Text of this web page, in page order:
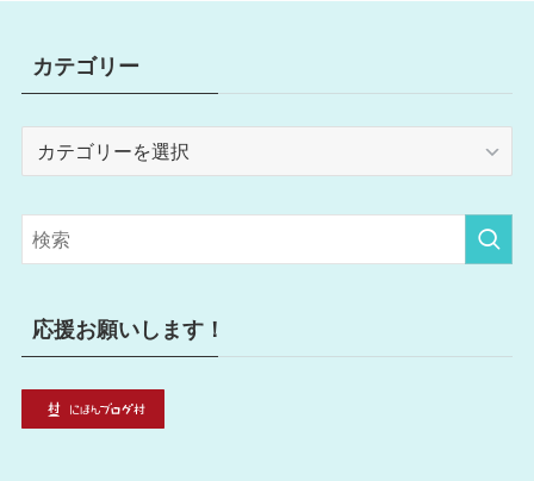
カテゴリー
リ
ー
応援お願いします！